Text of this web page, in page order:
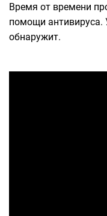
Время от времени
помощи антивируса.
обнаружит.